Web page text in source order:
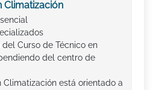
Climatización
del Curso de Técnico en
del centro de
Climatización está orientado a